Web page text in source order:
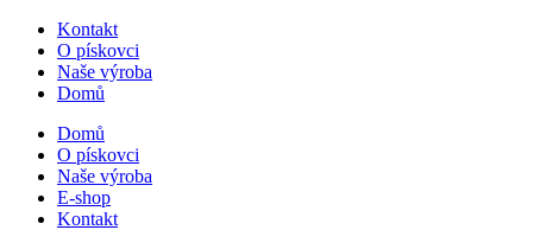
Kontakt
O pískovci
Naše výroba
Domů
Domů
O pískovci
Naše výroba
E-shop
Kontakt